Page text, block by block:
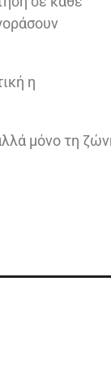
η
μόνο τη